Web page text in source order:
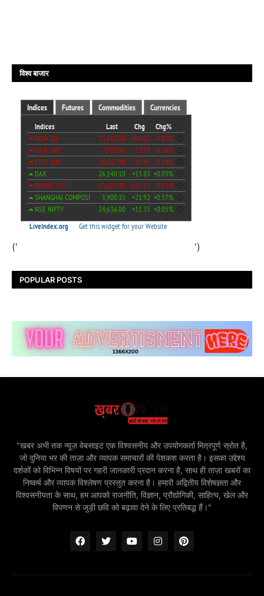
विश्व बाजार
(' ')
POPULAR POSTS
"खबर अभी तक न्यूज़ वेबसाइट एक विश्वसनीय और उपयोगकर्ता मित्रपूर्ण स्रोत है,
जो दुनिया भर की ताज़ा और व्यापक समाचारों की पेशकश करता है। इसका उद्देश्य
दर्शकों को विभिन्न विषयों पर गहरी जानकारी प्रदान करना है, साथ ही ताज़ा खबरों का
निष्कर्ष और व्यापक विश्लेषण प्रस्तुत करना है। हमारी अद्वितीय विशेषज्ञता और
विश्वसनीयता के साथ, हम आपको राजनीति, विज्ञान, प्रौद्योगिकी, साहित्य, खेल और
विपणन से जुड़ी छवि को बढ़ावा देने के लिए प्रतिबद्ध हैं।"